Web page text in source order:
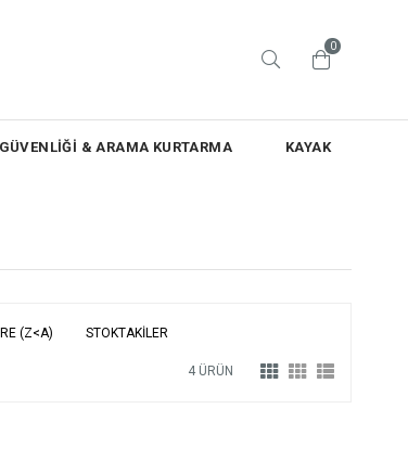
0
& ARAMA KURTARMA KAYAK
(Z<A) STOKTAKILER
4 ÜRÜN